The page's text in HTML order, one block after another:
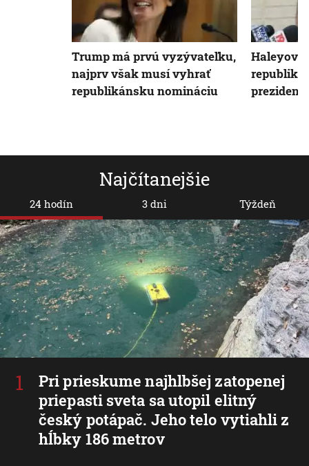
Najčítanejšie
24 hodín
Pri prieskume najhlbšej zatopenej
priepasti sveta sa utopil elitný
český potápač. Jeho telo vytiahli z
hĺbky 186 metrov
3 dni Týždeň
Trump má prvú vyzývateľku,
najprv však musí vyhrať
republikánsku nomináciu
Haleyová